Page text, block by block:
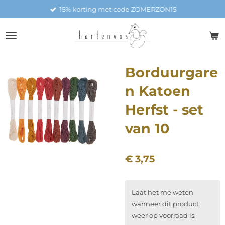
naar
15% korting met code ZOMERZON15
Borduurgare
n Katoen
Herfst - set
van 10
€ 3,75
Laat het me weten
wanneer dit product
weer op voorraad is.